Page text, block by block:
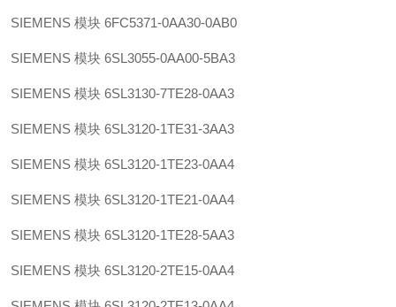
SIEMENS 模块 6FC5371-0AA30-0AB0
SIEMENS 模块 6SL3055-0AA00-5BA3
SIEMENS 模块 6SL3130-7TE28-0AA3
SIEMENS 模块 6SL3120-1TE31-3AA3
SIEMENS 模块 6SL3120-1TE23-0AA4
SIEMENS 模块 6SL3120-1TE21-0AA4
SIEMENS 模块 6SL3120-1TE28-5AA3
SIEMENS 模块 6SL3120-2TE15-0AA4